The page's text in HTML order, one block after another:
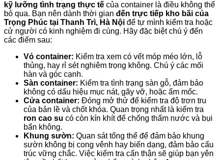
kỹ lưỡng tình trạng thực tế của container là điều không thể
bỏ qua. Bạn nên dành thời gian đến trực tiếp kho bãi của
Trọng Phúc tại Thanh Trì, Hà Nội để tự mình kiểm tra hoặc
cử người có kinh nghiệm đi cùng. Hãy đặc biệt chú ý đến
các điểm sau:
Vỏ container: Kiểm tra xem có vết móp méo lớn, lỗ
thủng, hay rỉ sét nghiêm trọng không. Chú ý các mối
hàn và góc cạnh.
Sàn container: Kiểm tra tình trạng sàn gỗ, đảm bảo
không có dấu hiệu mục nát, gãy vỡ, hoặc ẩm mốc.
Cửa container: Đóng mở thử để kiểm tra độ trơn tru
của bản lề và chốt khóa. Quan trọng nhất là kiểm tra
ron cao su có còn kín khít để chống thấm nước và bụi
bẩn không.
Khung sườn: Quan sát tổng thể để đảm bảo khung
sườn không bị cong vênh hay biến dạng, đảm bảo cấu
trúc vững chắc. Việc kiểm tra cẩn thận sẽ giúp bạn yên